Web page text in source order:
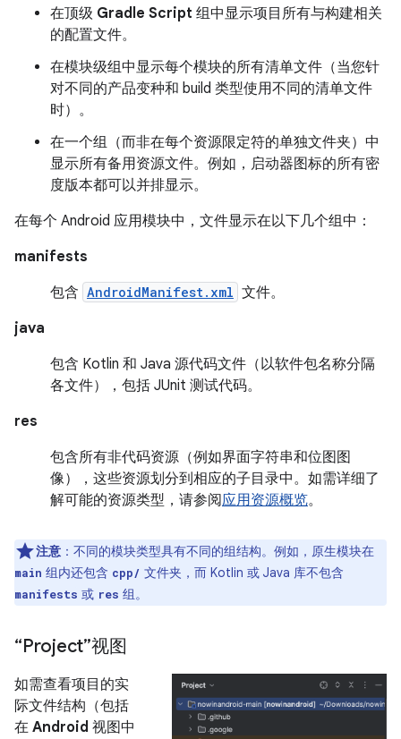
在顶级 Gradle Script 组中显示项目所有与构建相关
的配置文件。
在模块级组中显示每个模块的所有清单文件（当您针
对不同的产品变种和 build 类型使用不同的清单文件
时）。
在一个组（而非在每个资源限定符的单独文件夹）中
显示所有备用资源文件。例如，启动器图标的所有密
度版本都可以并排显示。
在每个 Android 应用模块中，文件显示在以下几个组中：
manifests
包含 AndroidManifest.xml 文件。
java
包含 Kotlin 和 Java 源代码文件（以软件包名称分隔
各文件），包括 JUnit 测试代码。
res
包含所有非代码资源（例如界面字符串和位图图
像），这些资源划分到相应的子目录中。如需详细了
解可能的资源类型，请参阅应用资源概览。
注意 ：不同的模块类型具有不同的组结构。例如，原生模块在
main 组内还包含 cpp/ 文件夹，而 Kotlin 或 Java 库不包含
manifests 或 res 组。
“Project”视图
如需查看项目的实
际文件结构（包括
在 Android 视图中